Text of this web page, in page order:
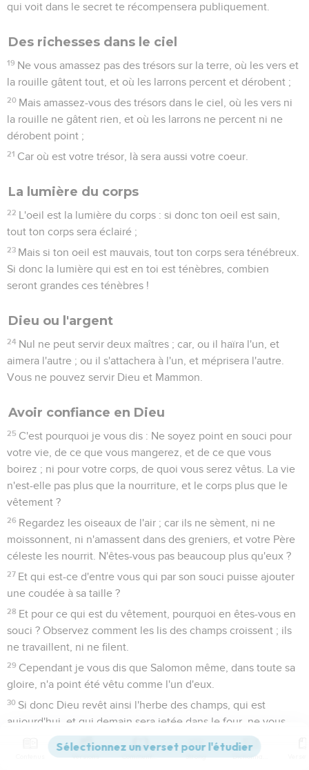
qui voit dans le secret te récompensera publiquement.
Des richesses dans le ciel
19 Ne vous amassez pas des trésors sur la terre, où les vers et
la rouille gâtent tout, et où les larrons percent et dérobent ;
20 Mais amassez-vous des trésors dans le ciel, où les vers ni
la rouille ne gâtent rien, et où les larrons ne percent ni ne
dérobent point ;
21 Car où est votre trésor, là sera aussi votre coeur.
La lumière du corps
22 L'oeil est la lumière du corps : si donc ton oeil est sain,
tout ton corps sera éclairé ;
23 Mais si ton oeil est mauvais, tout ton corps sera ténébreux.
Si donc la lumière qui est en toi est ténèbres, combien
seront grandes ces ténèbres !
Dieu ou l'argent
24 Nul ne peut servir deux maîtres ; car, ou il haïra l'un, et
aimera l'autre ; ou il s'attachera à l'un, et méprisera l'autre.
Vous ne pouvez servir Dieu et Mammon.
Avoir confiance en Dieu
25 C'est pourquoi je vous dis : Ne soyez point en souci pour
votre vie, de ce que vous mangerez, et de ce que vous
boirez ; ni pour votre corps, de quoi vous serez vêtus. La vie
n'est-elle pas plus que la nourriture, et le corps plus que le
vêtement ?
26 Regardez les oiseaux de l'air ; car ils ne sèment, ni ne
moissonnent, ni n'amassent dans des greniers, et votre Père
céleste les nourrit. N'êtes-vous pas beaucoup plus qu'eux ?
27 Et qui est-ce d'entre vous qui par son souci puisse ajouter
une coudée à sa taille ?
28 Et pour ce qui est du vêtement, pourquoi en êtes-vous en
souci ? Observez comment les lis des champs croissent ; ils
ne travaillent, ni ne filent.
29 Cependant je vous dis que Salomon même, dans toute sa
gloire, n'a point été vêtu comme l'un d'eux.
30 Si donc Dieu revêt ainsi l'herbe des champs, qui est
aujourd'hui, et qui demain sera jetée dans le four, ne vous
revêtira-t-il pas beaucoup plutôt, ô gens de petite foi ?
Ne soyez donc point en souci, disant : Que mangerons-
Versions Commentaires Strong